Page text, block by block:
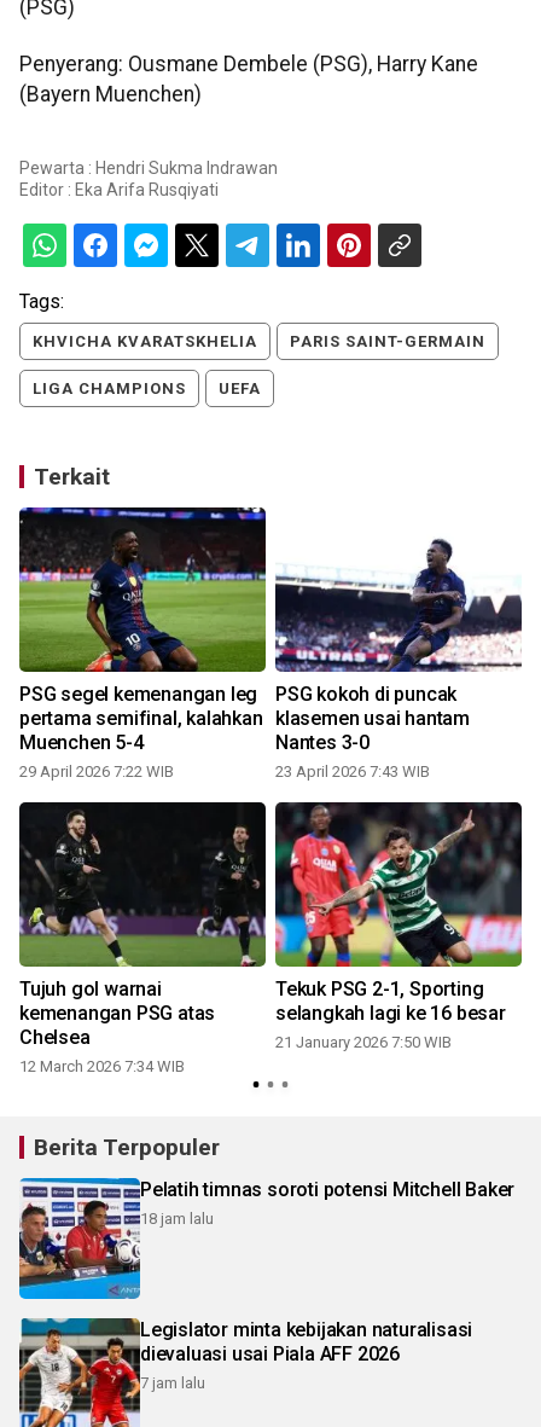
(PSG)
Penyerang: Ousmane Dembele (PSG), Harry Kane
(Bayern Muenchen)
Pewarta : Hendri Sukma Indrawan
Editor : Eka Arifa Rusqiyati
Tags:
KHVICHA KVARATSKHELIA PARIS SAINT-GERMAIN
LIGA CHAMPIONS UEFA
Terkait
PSG segel kemenangan leg
pertama semifinal, kalahkan
Muenchen 5-4
29 April 2026 7:22 WIB
PSG kokoh di puncak
klasemen usai hantam
Nantes 3-0
23 April 2026 7:43 WIB
Tujuh gol warnai
kemenangan PSG atas
Chelsea
12 March 2026 7:34 WIB
Tekuk PSG 2-1, Sporting
selangkah lagi ke 16 besar
21 January 2026 7:50 WIB
Berita Terpopuler
Pelatih timnas soroti potensi Mitchell Baker
18 jam lalu
Legislator minta kebijakan naturalisasi
dievaluasi usai Piala AFF 2026
7 jam lalu